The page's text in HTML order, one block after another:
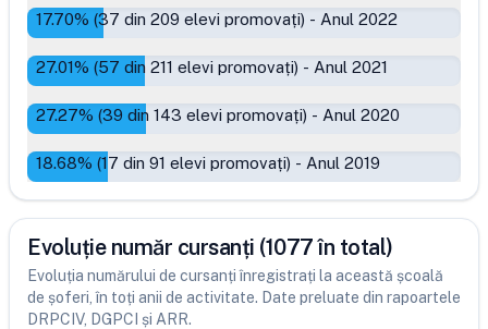
17.70% (37 din 209 elevi promovați) - Anul 2022
27.01% (57 din 211 elevi promovați) - Anul 2021
27.27% (39 din 143 elevi promovați) - Anul 2020
18.68% (17 din 91 elevi promovați) - Anul 2019
Evoluție număr cursanți (1077 în total)
Evoluția numărului de cursanți înregistrați la această școală
de șoferi, în toți anii de activitate. Date preluate din rapoartele
DRPCIV, DGPCI și ARR.